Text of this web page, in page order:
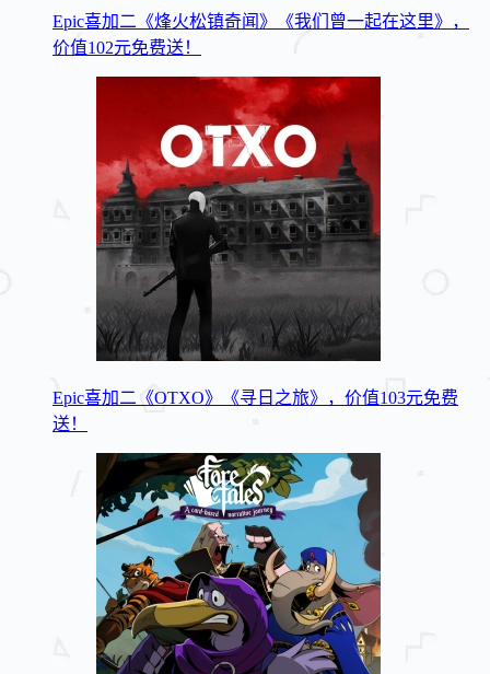
Epic喜加二《烽火松镇奇闻》《我们曾一起在这里》，
价值102元免费送！
Epic喜加二《OTXO》《寻日之旅》，价值103元免费
送！